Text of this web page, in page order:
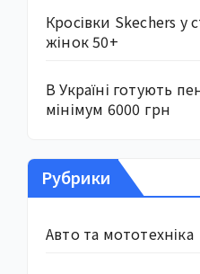
Кросівки Skechers у
жінок 50+
В Україні готують
мінімум 6000 грн
Рубрики
Авто та мототехніка